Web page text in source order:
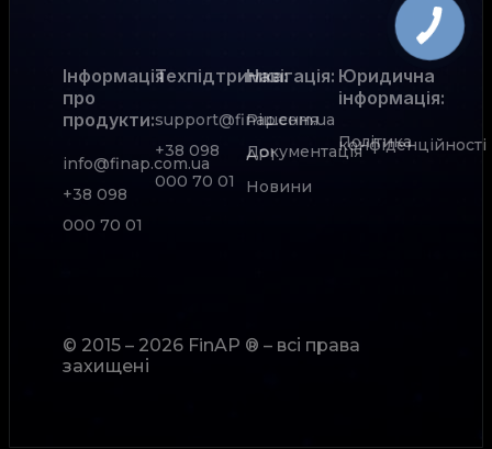
Інформація
про
продукти:
info@finap.com.ua
+38 098
000 70 01
Техпідтримка:
support@finap.com.ua
+38 098
000 70 01
Рішення
Документація
АРІ
Новини
Навігація: Юридична
інформація:
Політика
конфіденційності
© 2015 – 2026 FinAP ® – всі права
захищені